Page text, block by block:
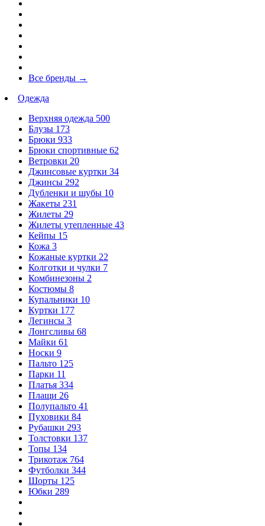
Все бренды →
Одежда
Верхняя одежда 500
Блузы 173
Брюки 933
Брюки спортивные 62
Ветровки 20
Джинсовые куртки 34
Джинсы 292
Дубленки и шубы 10
Жакеты 231
Жилеты 29
Жилеты утепленные 43
Кейпы 15
Кожа 3
Кожаные куртки 22
Колготки и чулки 7
Комбинезоны 2
Костюмы 8
Купальники 10
Куртки 177
Легинсы 3
Лонгсливы 68
Майки 61
Носки 9
Пальто 125
Парки 11
Платья 334
Плащи 26
Полупальто 41
Пуховики 84
Рубашки 293
Толстовки 137
Топы 134
Трикотаж 764
Футболки 344
Шорты 125
Юбки 289